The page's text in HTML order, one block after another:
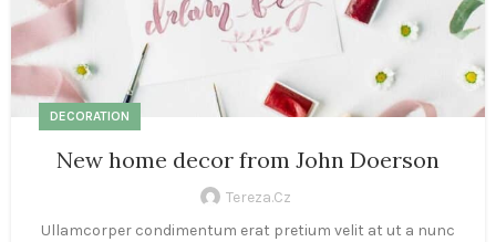
DECORATION
New home decor from John Doerson
Tereza.cz
Ullamcorper condimentum erat pretium velit at ut a nunc